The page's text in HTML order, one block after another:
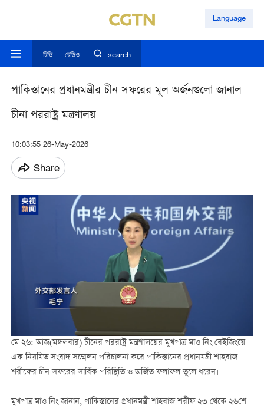
Language
টিভি রেডিও search
পাকিস্তানের প্রধানমন্ত্রীর চীন সফরের মূল অর্জনগুলো জানাল
চীনা পররাষ্ট্র মন্ত্রণালয়
10:03:55 26-May-2026
Share
মে ২৬: আজ(মঙ্গলবার) চীনের পররাষ্ট্র মন্ত্রণালয়ের মুখপাত্র মাও নিং বেইজিংয়ে
এক নিয়মিত সংবাদ সম্মেলন পরিচালনা করে পাকিস্তানের প্রধানমন্ত্রী শাহবাজ
শরীফের চীন সফরের সার্বিক পরিস্থিতি ও অর্জিত ফলাফল তুলে ধরেন।
মুখপাত্র মাও নিং জানান, পাকিস্তানের প্রধানমন্ত্রী শাহবাজ শরীফ ২৩ থেকে ২৬শে